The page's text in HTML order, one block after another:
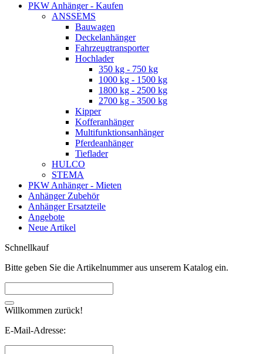
PKW Anhänger - Kaufen
ANSSEMS
Bauwagen
Deckelanhänger
Fahrzeugtransporter
Hochlader
350 kg - 750 kg
1000 kg - 1500 kg
1800 kg - 2500 kg
2700 kg - 3500 kg
Kipper
Kofferanhänger
Multifunktionsanhänger
Pferdeanhänger
Tieflader
HULCO
STEMA
PKW Anhänger - Mieten
Anhänger Zubehör
Anhänger Ersatzteile
Angebote
Neue Artikel
Schnellkauf
Bitte geben Sie die Artikelnummer aus unserem Katalog ein.
Willkommen zurück!
E-Mail-Adresse: